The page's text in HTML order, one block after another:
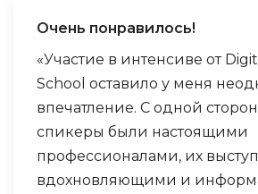
Очень понравилось!
«Участие в интенсиве от
School оставило у меня
впечатление. С одной
спикеры были настоящими
профессионалами, их
вдохновляющими и